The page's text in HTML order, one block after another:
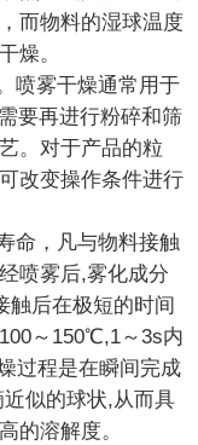
而物料的湿球温度
燥。
雾干燥通常用于
要再进行粉碎和筛
。对于产品的粒
改变操作条件进行
，凡与物料接触
喷雾后,雾化成分
触后在极短的时间
～150℃,1～3s内
过程是在瞬间完成
似的球状,从而具
的溶解度。